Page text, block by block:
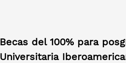
Becas del 100% para
Universitaria